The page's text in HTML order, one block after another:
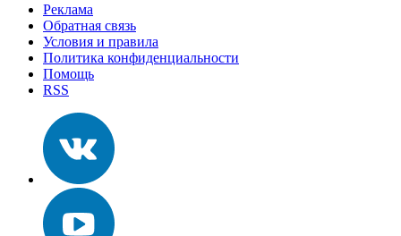
Реклама
Обратная связь
Условия и правила
Политика конфиденциальности
Помощь
RSS